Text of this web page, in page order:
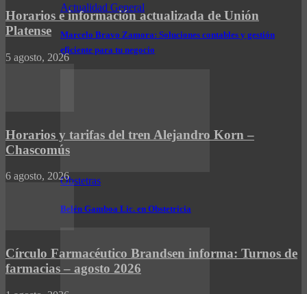
Actualidad General
Marcelo Bravo Zamora: Soluciones contables y gestión
eficiente para tu negocio
Obstetras
Belén Gamboa Lic. en Obstetricia
Horarios e información actualizada de Unión
Platense
5 agosto, 2026
Horarios y tarifas del tren Alejandro Korn –
Chascomús
6 agosto, 2026
Círculo Farmacéutico Brandsen informa: Turnos de
farmacias – agosto 2026